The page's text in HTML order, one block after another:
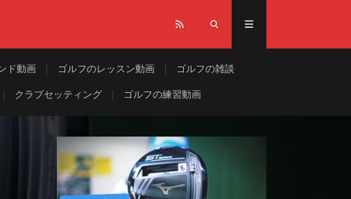
ド動画 ゴルフのレッスン動画 ゴルフの雑談
クラブセッティング ゴルフの練習動画